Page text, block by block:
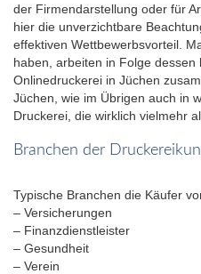
der Firmendarstellung oder für
hier die unverzichtbare
effektiven Wettbewerbsvorteil.
haben, arbeiten in Folge
Onlinedruckerei in Jüchen
Jüchen, wie im Übrigen auch in
Druckerei, die wirklich vielmehr
Branchen der
Typische Branchen die Käufer
– Versicherungen
– Finanzdienstleister
– Gesundheit
– Verein